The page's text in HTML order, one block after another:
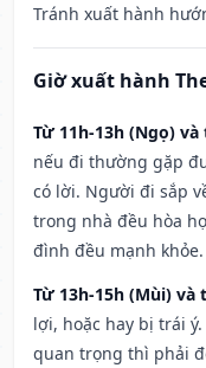
Tránh xuất hành
Giờ xuất hành
Từ 11h-13h (Ngọ)
nếu đi thường gặp
có lời. Người đi sắp
trong nhà đều hòa
đình đều mạnh khỏe.
Từ 13h-15h (Mùi) và
lợi, hoặc hay bị trái
quan trọng thì phải